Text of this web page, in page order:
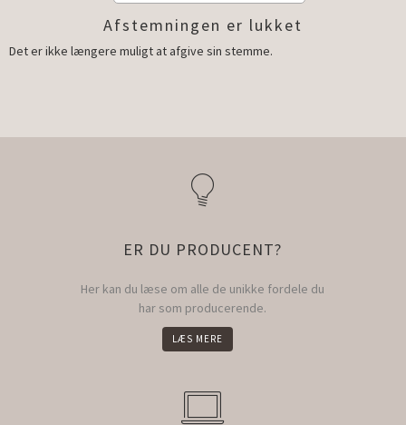
Afstemningen er lukket
Det er ikke længere muligt at afgive sin stemme.
ER DU PRODUCENT?
Her kan du læse om alle de unikke fordele du
har som producerende.
LÆS MERE